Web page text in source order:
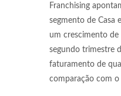
Franchising
segmento de Casa
um crescimento de
segundo trimestre
faturamento de
comparação com